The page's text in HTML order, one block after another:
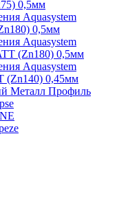
0,5мм
Aquasystem
0,5мм
Aquasystem
(Zn180) 0,5мм
Aquasystem
(Zn140) 0,45мм
Металл Профиль